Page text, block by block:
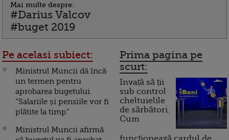
Mai multe despre:
#Darius Valcov
#buget 2019
Pe acelasi subiect:
Ministrul Muncii dă încă
un termen pentru
aprobarea bugetului.
“Salariile și pensiile vor fi
plătite la timp”
Ministrul Muncii afirmă
Prima pagina pe
scurt:
Invață să ții
sub control
cheltuielile
de sărbători.
Cum